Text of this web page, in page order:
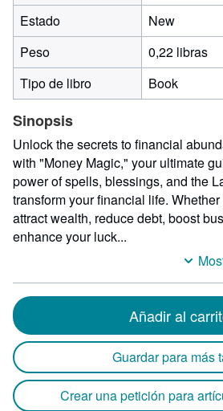
Estado
New
Peso
0,22 libras
Tipo de libro
Book
Sinopsis
Unlock the secrets to financial
with "Money Magic," your ultimate
power of spells, blessings, and the
transform your financial life.
attract wealth, reduce debt, boost
enhance your luck...
Añadir al
Guardar para más
Crear una petición para